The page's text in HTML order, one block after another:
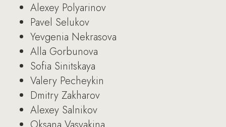
Alexey Polyarinov
Pavel Selukov
Yevgenia Nekrasova
Alla Gorbunova
Sofia Sinitskaya
Valery Pecheykin
Dmitry Zakharov
Alexey Salnikov